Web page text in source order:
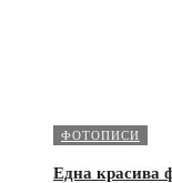
ФОТОПИСИ
Една красива